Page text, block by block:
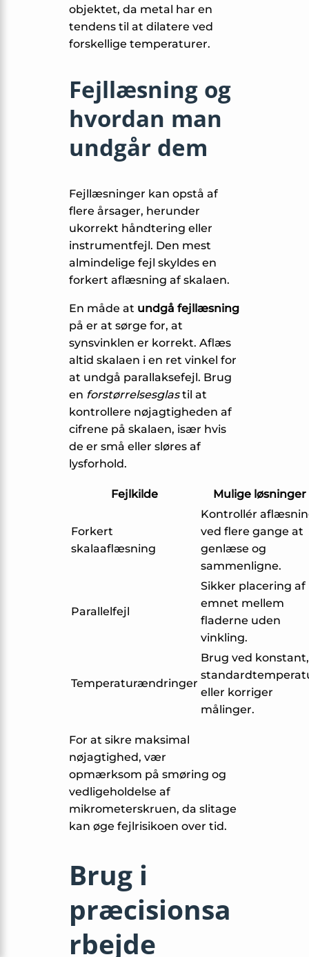
objektet, da metal har en
tendens til at dilatere ved
forskellige temperaturer.
Fejllæsning og
hvordan man
undgår dem
Fejllæsninger kan opstå af
flere årsager, herunder
ukorrekt håndtering eller
instrumentfejl. Den mest
almindelige fejl skyldes en
forkert aflæsning af skalaen.
En måde at undgå fejllæsning
på er at sørge for, at
synsvinklen er korrekt. Aflæs
altid skalaen i en ret vinkel for
at undgå parallaksefejl. Brug
en forstørrelsesglastil at
kontrollere nøjagtigheden af
cifrene på skalaen, især hvis
de er små eller sløres af
lysforhold.
Fejlkilde Mulige løsninger
Forkert
skalaaflæsning
Kontrollér
ved flere gange at
genlæse og
sammenligne.
Parallelfejl
Sikker placering af
emnet mellem
fladerne uden
vinkling.
Temperaturændringer
Brug ved konstant,
eller korriger
målinger.
For at sikre maksimal
nøjagtighed, vær
opmærksom på smøring og
vedligeholdelse af
mikrometerskruen, da slitage
kan øge fejlrisikoen over tid.
Brug i
præcisionsa
rbejde